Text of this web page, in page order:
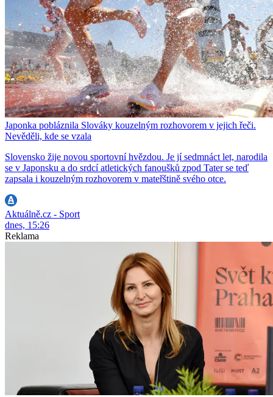
Japonka pobláznila Slováky kouzelným rozhovorem v jejich řeči.
Nevěděli, kde se vzala
Slovensko žije novou sportovní hvězdou. Je jí sedmnáct let, narodila
se v Japonsku a do srdcí atletických fanoušků zpod Tater se teď
zapsala i kouzelným rozhovorem v mateřštině svého otce.
Aktuálně.cz - Sport
dnes, 15:26
Reklama